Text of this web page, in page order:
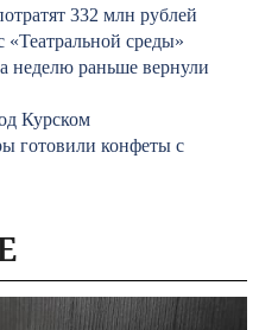
332 млн рублей
среды»
неделю раньше вернули
Курском
готовили конфеты с